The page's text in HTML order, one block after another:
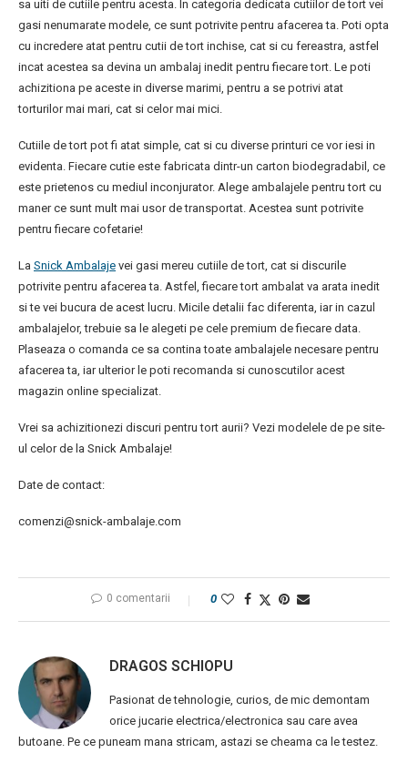
sa uiti de cutiile pentru acesta. In categoria dedicata cutiilor de tort vei
gasi nenumarate modele, ce sunt potrivite pentru afacerea ta. Poti opta
cu incredere atat pentru cutii de tort inchise, cat si cu fereastra, astfel
incat acestea sa devina un ambalaj inedit pentru fiecare tort. Le poti
achizitiona pe aceste in diverse marimi, pentru a se potrivi atat
torturilor mai mari, cat si celor mai mici.
Cutiile de tort pot fi atat simple, cat si cu diverse printuri ce vor iesi in
evidenta. Fiecare cutie este fabricata dintr-un carton biodegradabil, ce
este prietenos cu mediul inconjurator. Alege ambalajele pentru tort cu
maner ce sunt mult mai usor de transportat. Acestea sunt potrivite
pentru fiecare cofetarie!
La Snick Ambalaje vei gasi mereu cutiile de tort, cat si discurile
potrivite pentru afacerea ta. Astfel, fiecare tort ambalat va arata inedit
si te vei bucura de acest lucru. Micile detalii fac diferenta, iar in cazul
ambalajelor, trebuie sa le alegeti pe cele premium de fiecare data.
Plaseaza o comanda ce sa contina toate ambalajele necesare pentru
afacerea ta, iar ulterior le poti recomanda si cunoscutilor acest
magazin online specializat.
Vrei sa achizitionezi discuri pentru tort aurii? Vezi modelele de pe site-
ul celor de la Snick Ambalaje!
Date de contact:
comenzi@snick-ambalaje.com
0 comentarii 0
DRAGOS SCHIOPU
Pasionat de tehnologie, curios, de mic demontam
orice jucarie electrica/electronica sau care avea
butoane. Pe ce puneam mana stricam, astazi se cheama ca le testez.